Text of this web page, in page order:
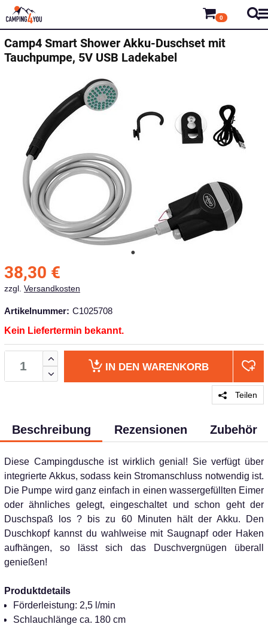
0
Camp4 Smart Shower Akku-Duschset mit
Tauchpumpe, 5V USB Ladekabel
38,30 €
zzgl. Versandkosten
Artikelnummer: C1025708
Kein Liefertermin bekannt.
IN DEN WARENKORB
Teilen
Beschreibung Rezensionen Zubehör
Diese Campingdusche ist wirklich genial! Sie verfügt über
integrierte Akkus, sodass kein Stromanschluss notwendig ist.
Die Pumpe wird ganz einfach in einen wassergefüllten Eimer
oder ähnliches gelegt, eingeschaltet und schon geht der
Duschspaß los ? bis zu 60 Minuten hält der Akku. Den
Duschkopf kannst du wahlweise mit Saugnapf oder Haken
aufhängen, so lässt sich das Duschvergnügen überall
genießen!
Produktdetails
Förderleistung: 2,5 l/min
Schlauchlänge ca. 180 cm